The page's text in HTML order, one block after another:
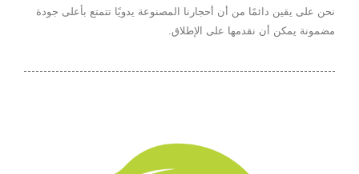
نحن على يقين دائمًا من أن أحجارنا المصنوعة يدويًا تتمتع بأعلى جودة
مضمونة يمكن أن نقدمها على الإطلاق.